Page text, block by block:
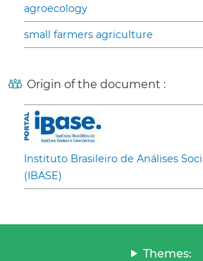
agroecology
small farmers agriculture
Origin of the document :
Instituto Brasileiro de Análises
(IBASE)
Themes: